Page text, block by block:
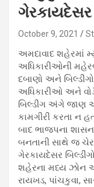
ગેરકાયદેસર
October 9, 2021
અમદાવાદ શહેરમાં
અધિકારીઓની
દબાણો અને
અધિકારીઓ અને
બિલ્ડીંગ અંગે જાણ
કામગીરી કરતા ન
બાદ ભાજપના
બનતાની સાથે જ
ગેરકાયદેસર
શહેરના મધ્ય ઝોન
રાયખડ, પાંચકુવા,